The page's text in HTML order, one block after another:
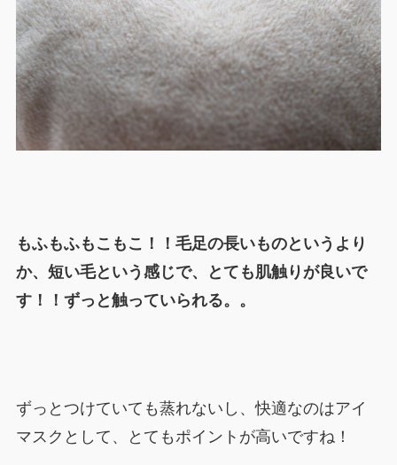
もふもふもこもこ！！毛足の長いものというより
か、短い毛という感じで、とても肌触りが良いで
す！！ずっと触っていられる。。
ずっとつけていても蒸れないし、快適なのはアイ
マスクとして、とてもポイントが高いですね！